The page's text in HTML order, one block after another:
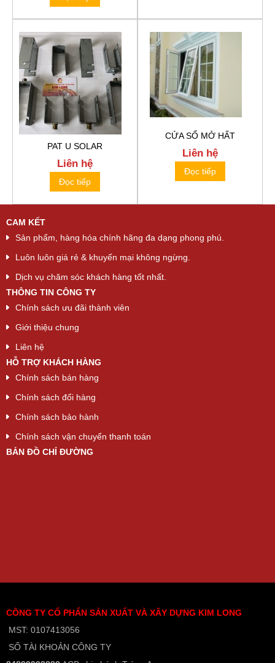
PAT U SOLAR
Liên hệ
Đọc tiếp
CỬA SỔ MỞ HẤT
Liên hệ
Đọc tiếp
CAM KẾT
Sản phẩm, hàng hóa chính hãng đa dạng phong phú.
Luôn luôn giá rẻ & khuyến mại không ngừng.
Dịch vụ chăm sóc khách hàng tốt nhất.
THÔNG TIN CÔNG TY
Chính sách ưu đãi thành viên
Giới thiệu chung
Liên hệ
HỖ TRỢ KHÁCH HÀNG
Chính sách bán hàng
Chính sách đổi hàng
Chính sách bảo hành
Chính sách vận chuyển thanh toán
BẢN ĐỒ CHỈ ĐƯỜNG
CÔNG TY CỔ PHẨN SẢN XUẤT VÀ XÂY DỰNG KIM LONG
MST: 0107413056
SỐ TÀI KHOẢN CÔNG TY